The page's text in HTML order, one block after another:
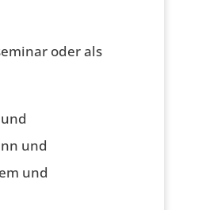
oder als
und
und